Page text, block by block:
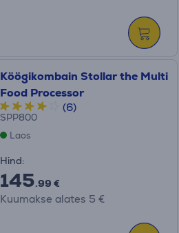
Köögikombain Stollar the Multi
Food Processor
(6)
SPP800
Laos
Hind:
145.99 €
Kuumakse alates 5 €